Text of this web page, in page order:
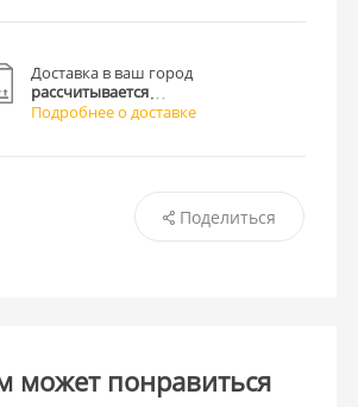
Доставка в ваш город
рассчитывается
Подробнее о доставке
Поделиться
может понравиться